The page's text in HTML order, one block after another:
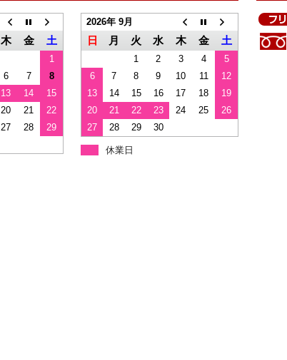
木 金 土
1
6 7
8
13 14
15
20 21
22
27 28
29
2026年 9月
日 月 火 水 木 金 土
1 2 3 4
5
6
7 8 9 10 11
12
13
14 15 16 17 18
19
20
21 22 23 24 25
26
27
28 29 30
休業日